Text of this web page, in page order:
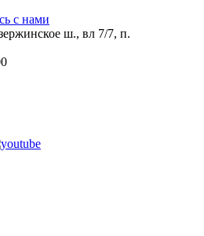
с нами
ш., вл 7/7, п.